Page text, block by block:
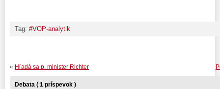
Tag: #VOP-analytik
« Hľadá sa p. minister Richter
Debata ( 1 príspevok )